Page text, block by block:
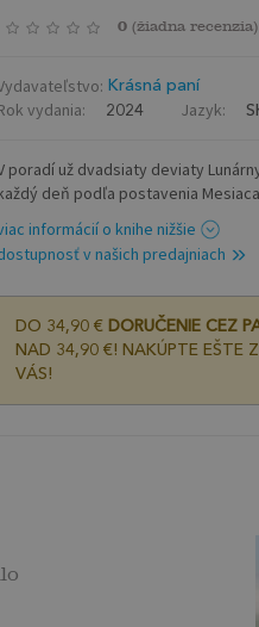
0 (žiadna recenzia)
Krásná paní
vydania: 2024 Jazyk:
poradí už dvadsiaty deviaty
deň podľa postavenia
informácií o knihe nižšie
v našich predajniach
DO 34,90 € DORUČENIE CEZ
NAD 34,90 €! NAKÚPTE EŠTE
VÁS!